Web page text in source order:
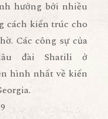
hưởng bởi nhiều
cách kiến trúc cho
Các công sự của
đài Shatili ở
hình nhất về kiến